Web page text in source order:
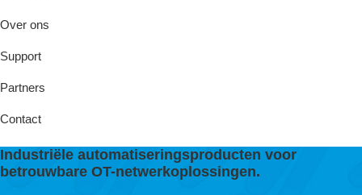
Over ons
Support
Partners
Contact
Industriële automatiseringsproducten voor
betrouwbare OT-netwerkoplossingen.